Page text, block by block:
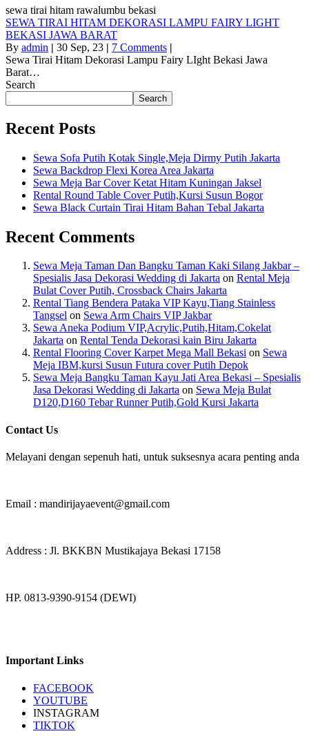
sewa tirai hitam rawalumbu bekasi
SEWA TIRAI HITAM DEKORASI LAMPU FAIRY LIGHT
BEKASI JAWA BARAT
By admin | 30 Sep, 23 | 7 Comments |
Sewa Tirai Hitam Dekorasi Lampu Fairy LIght Bekasi Jawa
Barat…
Search
Search
Recent Posts
Sewa Sofa Putih Kotak Single,Meja Dirmy Putih Jakarta
Sewa Backdrop Flexi Korea Area Jakarta
Sewa Meja Bar Cover Ketat Hitam Kuningan Jaksel
Rental Round Table Cover Putih,Kursi Susun Bogor
Sewa Black Curtain Tirai Hitam Bahan Tebal Jakarta
Recent Comments
Sewa Meja Taman Dan Bangku Taman Kaki Silang Jakbar –
Spesialis Jasa Dekorasi Wedding di Jakarta on Rental Meja
Bulat Cover Putih, Crossback Chairs Jakarta
Rental Tiang Bendera Pataka VIP Kayu,Tiang Stainless
Tangsel on Sewa Arm Chairs VIP Jakbar
Sewa Aneka Podium VIP,Acrylic,Putih,Hitam,Cokelat
Jakarta on Rental Tenda Dekorasi kain Biru Jakarta
Rental Flooring Cover Karpet Mega Mall Bekasi on Sewa
Meja IBM,kursi Susun Futura cover Putih Depok
Sewa Meja Bangku Taman Kayu Jati Area Bekasi – Spesialis
Jasa Dekorasi Wedding di Jakarta on Sewa Meja Bulat
D120,D160 Tebar Runner Putih,Gold Kursi Jakarta
Contact Us
Melayani dengan sepenuh hati, untuk suksesnya acara penting anda
Email : mandirijayaevent@gmail.com
Address : Jl. BKKBN Mustikajaya Bekasi 17158
HP. 0813-9390-9154 (DEWI)
Important Links
FACEBOOK
YOUTUBE
INSTAGRAM
TIKTOK